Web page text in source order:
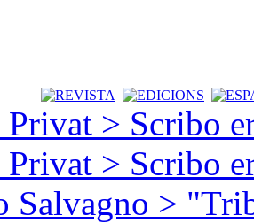
Privat > Scribo
Privat > Scribo
Salvagno >